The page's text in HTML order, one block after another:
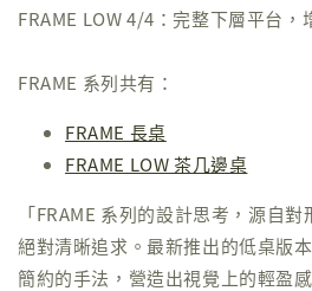
FRAME LOW 4/4：完整下層平台
FRAME 系列共有：
FRAME 長桌
FRAME LOW 茶几邊桌
「FRAME 系列的設計思考，源自
絕對清晰追求。最新推出的低桌版
簡約的手法，營造出視覺上的輕盈